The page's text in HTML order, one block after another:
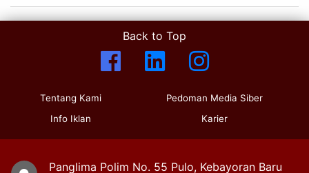
Back to Top
Tentang Kami
Info Iklan
Pedoman Media Siber
Karier
Panglima Polim No. 55 Pulo, Kebayoran Baru